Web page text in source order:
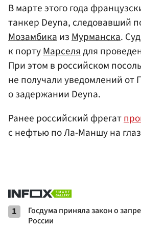
В марте этого года
танкер Deyna, следовавший
МозамбикаизМурманска.
к портуМарселядля
При этом в российском
не получали уведомлений от
о задержании Deyna.
Ранее российский фрегат
с нефтью по Ла-Маншу на
1
Госдума приняла закон о
России